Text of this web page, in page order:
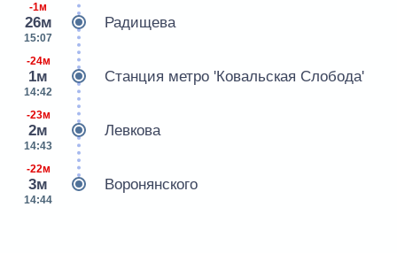
-1м
26м
15:07
Радищева
-24м
1м
14:42
Станция метро 'Ковальская Слобода'
-23м
2м
14:43
Левкова
-22м
3м
14:44
Воронянского